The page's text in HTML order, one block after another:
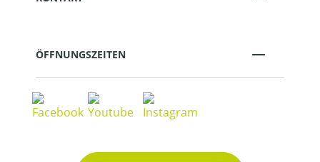
ÖFFNUNGSZEITEN